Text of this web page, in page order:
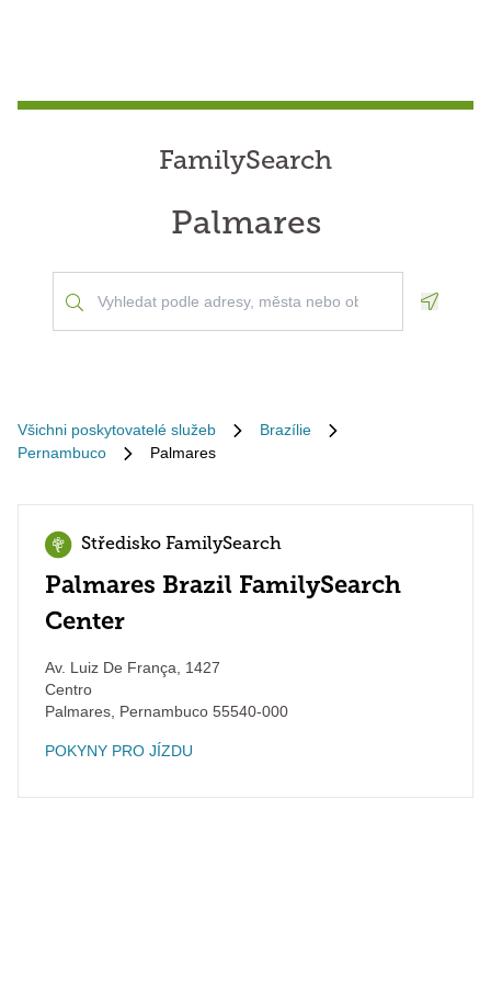
FamilySearch
Palmares
Všichni poskytovatelé služeb
Brazílie
Pernambuco
Palmares
Středisko FamilySearch
Palmares Brazil FamilySearch
Center
Av. Luiz De França, 1427
Centro
Palmares Pernambuco 55540-000
POKYNY PRO JÍZDU